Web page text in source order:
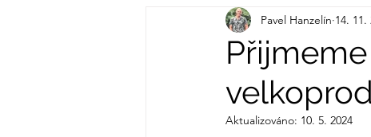
Legislativa v komerční
Pavel Hanzelín 14. 11.
Aktualizováno: 10. 5. 2024